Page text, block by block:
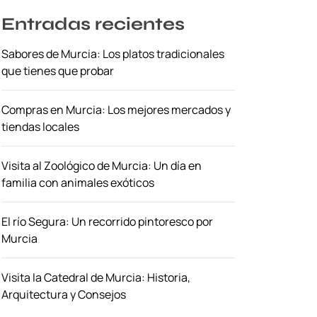
Entradas recientes
Sabores de Murcia: Los platos tradicionales
que tienes que probar
Compras en Murcia: Los mejores mercados y
tiendas locales
Visita al Zoológico de Murcia: Un día en
familia con animales exóticos
El río Segura: Un recorrido pintoresco por
Murcia
Visita la Catedral de Murcia: Historia,
Arquitectura y Consejos